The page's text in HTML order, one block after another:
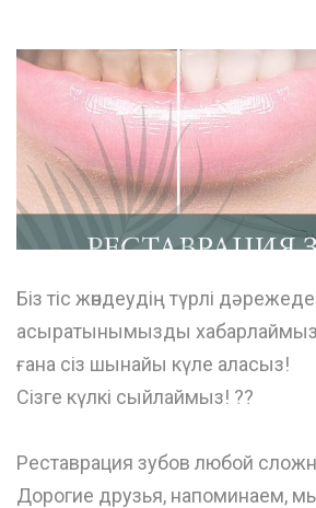
Біз тіс жөндеудің түрлі дəрежеде
асыратынымызды хабарлаймыз!
ғана сіз шынайы күле аласыз!
Сізге күлкі сыйлаймыз! ??
Реставрация зубов любой
Дорогие друзья, напоминаем,